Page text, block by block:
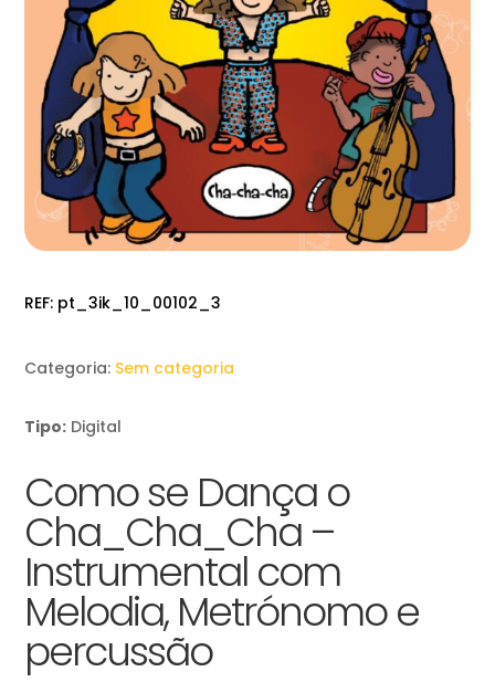
REF: pt_3ik_10_00102_3
Categoria: Sem categoria
Tipo: Digital
Como se Dança o
Cha_Cha_Cha –
Instrumental com
Melodia, Metrónomo e
percussão